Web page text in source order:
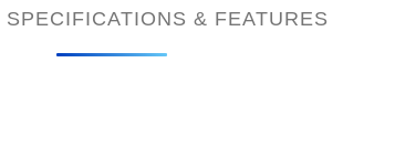
SPECIFICATIONS & FEATURES